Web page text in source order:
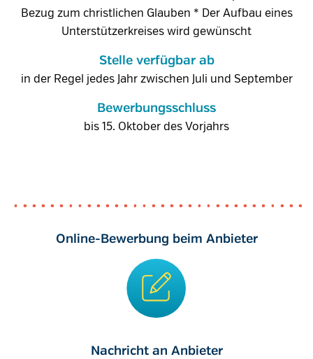
Bezug zum christlichen Glauben * Der Aufbau eines
Unterstützerkreises wird gewünscht
Stelle verfügbar ab
in der Regel jedes Jahr zwischen Juli und September
Bewerbungsschluss
bis 15. Oktober des Vorjahrs
Online-Bewerbung beim Anbieter
Nachricht an Anbieter